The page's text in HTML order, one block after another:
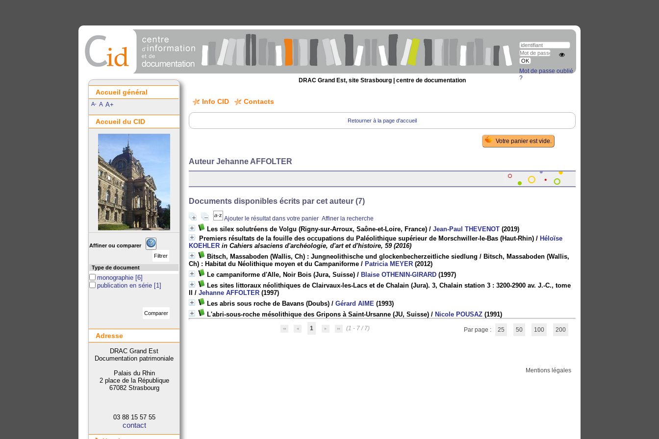
DRAC Grand Est, site Strasbourg | centre de documentation
Info CID Contacts
Retourner à la page d'accueil
Auteur Jehanne AFFOLTER
Documents disponibles écrits par cet auteur (7)
Ajouter le résultat dans votre panier Affiner la recherche
Les silex solutréens de Volgu (Rigny-sur-Arroux, Saône-et-Loire, France) /Jean-Paul THEVENOT (2019)
Premiers résultats de la fouille des occupations du Paléolithique supérieur de Morschwiller-le-Bas (Haut-Rhin) / Héloïse
KOEHLER in Cahiers alsaciens d'archéologie, d'art et d'histoire, 59 (2016)
Bitsch, Massaboden (Wallis, Ch) : Jungneolithische und glockenbecherzeitliche siedlung / Bitsch, Massaboden (Wallis,
Ch) : Habitat du Néolithique moyen et du Campaniforme / Patricia MEYER (2012)
Le campaniforme d'Alle, Noir Bois (Jura, Suisse) / Blaise OTHENIN-GIRARD (1997)
Les sites littoraux néolithiques de Clairvaux-les-Lacs et de Chalain (Jura). 3, Chalain station 3 : 3200-2900 av. J.-C., tome
/Jehanne AFFOLTER (1997)
Les abris sous roche de Bavans (Doubs) /Gérard AIME (1993)
L'abri-sous-roche mésolithique des Gripons à Saint-Ursanne (JU, Suisse) / Nicole POUSAZ (1991)
1 (1 - 7 / 7) Par page : 25 50 100 200
Mentions légales
Accueil général
A- A A+
Accueil du CID
Mot de passe oublié
?
Affiner ou comparer
Type de document
monographie [6]
publication en série [1]
Adresse
DRAC Grand Est
Documentation patrimoniale
Palais du Rhin
2 place de la République
67082 Strasbourg
03 88 15 57 55
contact